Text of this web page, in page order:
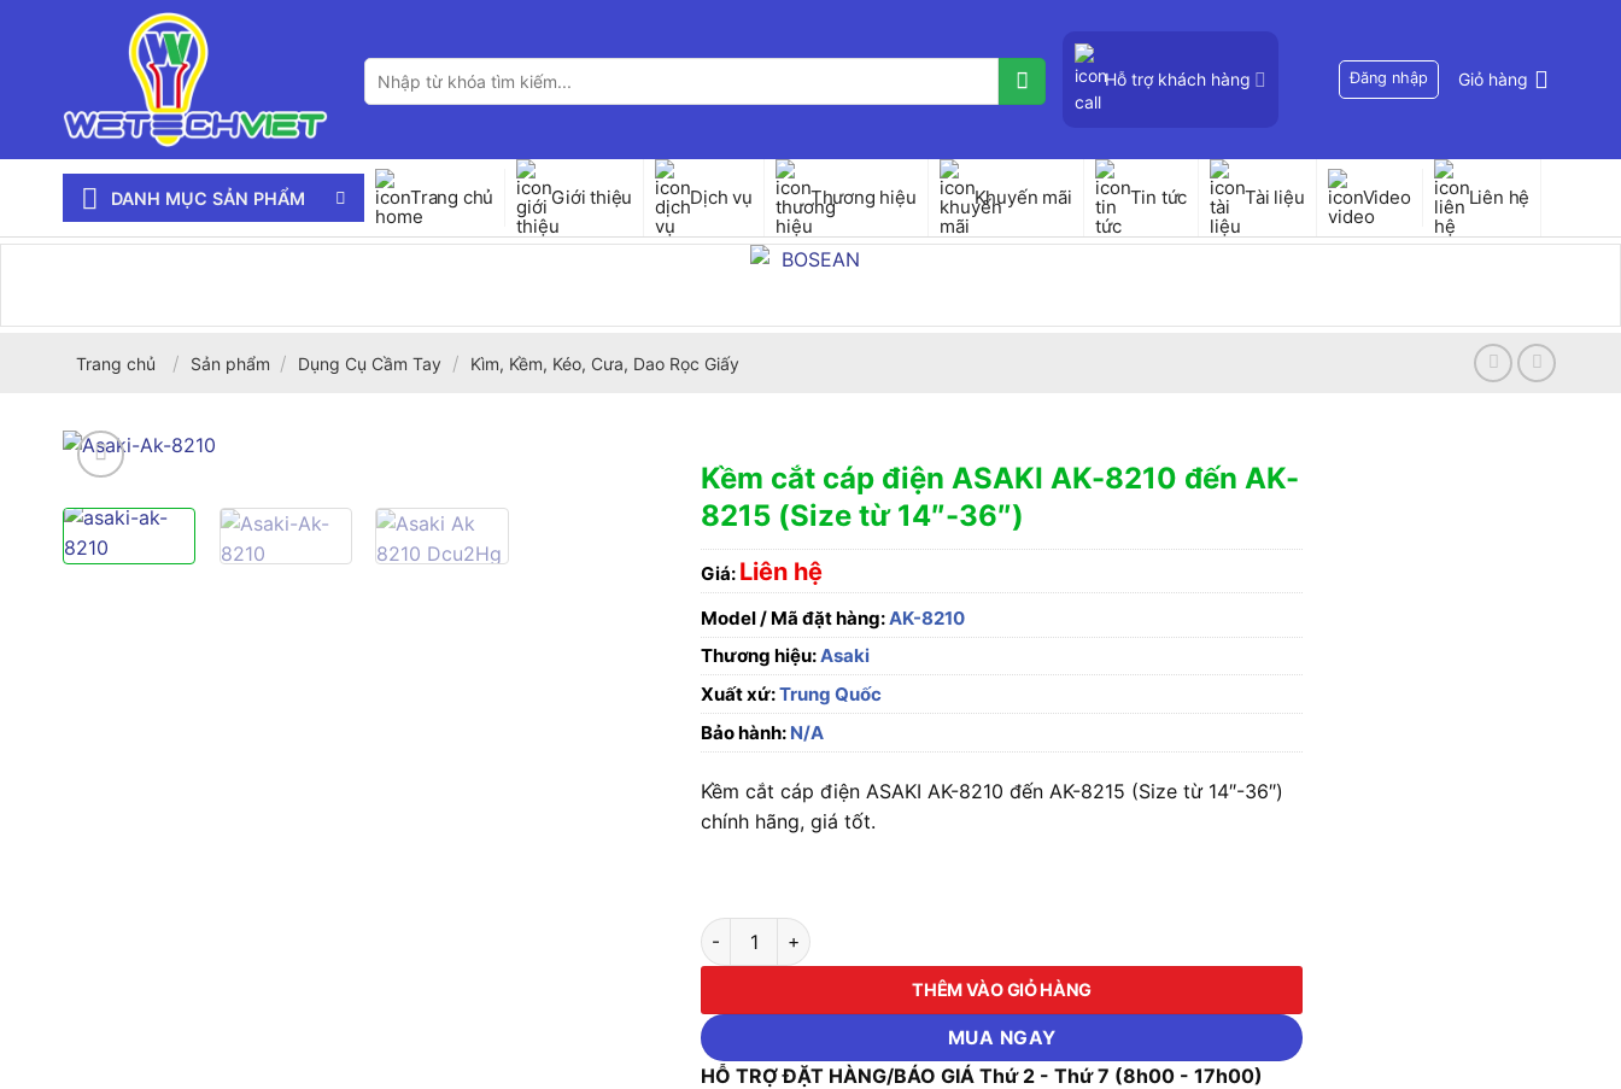
Tìm
kiếm:
Hỗ trợ khách hàng Đăng nhập Giỏ hàng
DANH MỤC SẢN PHẨM Trang chủ Giới thiệu Dịch vụ Thương hiệu Khuyến mãi Tin tức Tài liệu Video Liên hệ
Trang chủ / Sản phẩm / Dụng Cụ Cầm Tay / Kìm, Kềm, Kéo, Cưa, Dao Rọc Giấy
Kềm cắt cáp điện ASAKI AK-8210 đến AK-
8215 (Size từ 14″-36″)
Giá: Liên hệ
Model / Mã đặt hàng:AK-8210
Thương hiệu:Asaki
Xuất xứ:Trung Quốc
Bảo hành: N/A
Kềm cắt cáp điện ASAKI AK-8210 đến AK-8215 (Size từ 14″-36″)
chính hãng, giá tốt.
Kềm cắt cáp điện ASAKI AK-8210 đến AK-8215 (Size từ 14"-36") số lượng
THÊM VÀO GIỎ HÀNG
MUA NGAY
HỖ TRỢ ĐẶT HÀNG/BÁO GIÁ Thứ 2 - Thứ 7 (8h00 - 17h00)